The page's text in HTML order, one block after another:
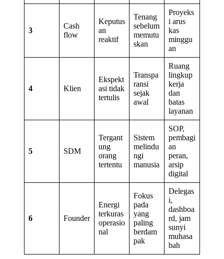
3
Cash
flow
Keputus
an
reaktif
Tenang
sebelum
memutu
skan
Proyeks
i arus
kas
minggu
an
4 Klien
Ekspekt
asi tidak
tertulis
Transpa
ransi
sejak
awal
Ruang
lingkup
kerja
dan
batas
layanan
5 SDM
Tergant
ung
orang
tertentu
Sistem
melindu
ngi
manusia
SOP,
pembagi
an
peran,
arsip
digital
6 Founder
Energi
terkuras
operasio
nal
Fokus
pada
yang
paling
berdam
pak
Delegas
i,
dashboa
rd, jam
sunyi
muhasa
bah